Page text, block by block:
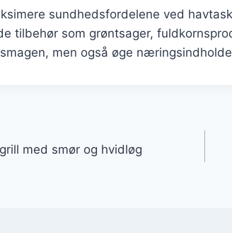
sundhedsfordelene ved
tilbehør som grøntsager,
men også øge
med smør og hvidløg